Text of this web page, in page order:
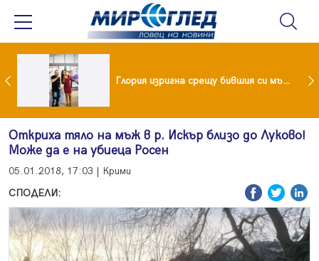
Мария и майка си построиха къща от 8000 стъклени бутилки Глория изригна срещу бившия си мъж: Беше със 120-килограмова жена! Искаше бърза печалба...
Откриха тяло на мъж в р. Искър близо до Луково!
Може да е на убиеца Росен
05.01.2018, 17:03 | Крими
СПОДЕЛИ: